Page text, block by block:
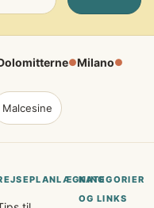
●Milano●
Malcesine
KATEGORIER
OG LINKS